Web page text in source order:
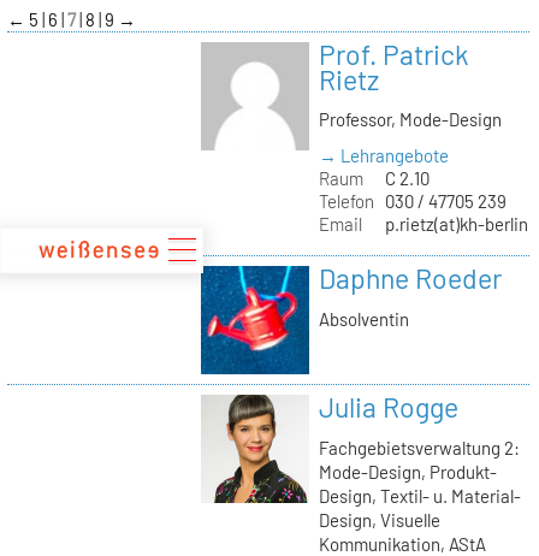
zum
Inhalt
← 5 6 7 8 9 →
Prof. Patrick
Rietz
Professor, Mode-Design
→ Lehrangebote
Raum
C 2.10
Telefon
030 / 47705 239
Email
p.rietz(at)kh-
Daphne Roeder
Absolventin
Julia Rogge
Fachgebietsverwaltung 2:
Mode-Design, Produkt-
Design, Textil- u. Material-
Design, Visuelle
Kommunikation, AStA